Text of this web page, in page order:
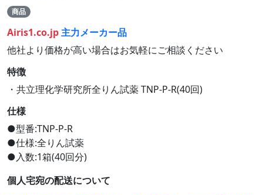
商品
Airis1.co.jp主力メーカー品
他社より価格が高い場合はお気軽にご相談ください
特徴
・共立理化学研究所全りん試薬 TNP-P-R(40回)
仕様
●型番:TNP-P-R
●仕様:全りん試薬
●入数:1箱(40回分)
個人宅宛の配送について